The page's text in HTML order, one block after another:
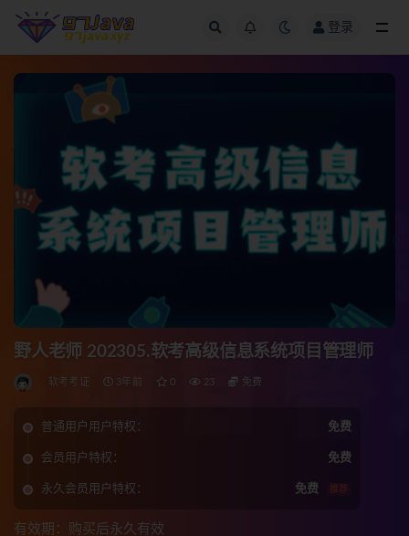
登录
野人老师 202305.软考高级信息系统项目管理师
软考考证 3年前 0 23 免费
普通用户用户特权： 免费
会员用户特权： 免费
永久会员用户特权： 免费 推荐
有效期：购买后永久有效